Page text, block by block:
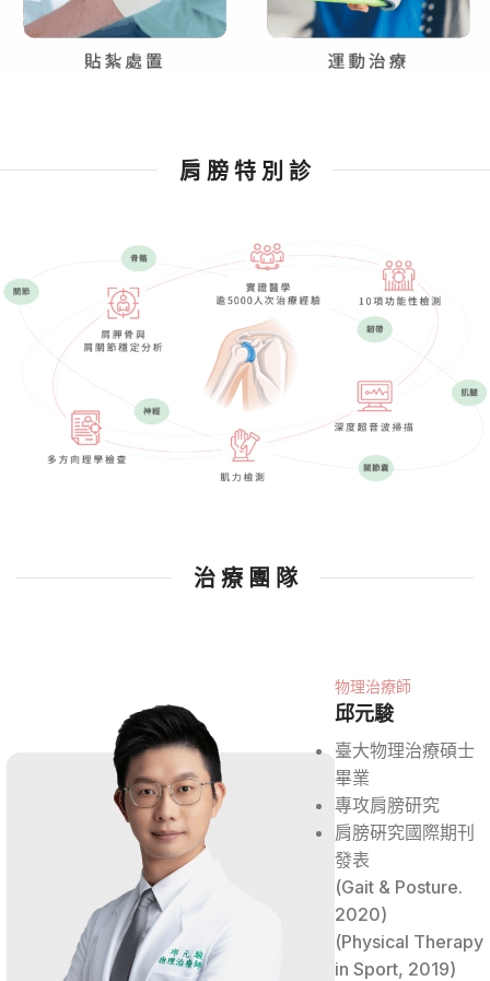
肩 膀 特 別 診
治 療 團 隊
物理治療師
邱元駿
臺大物理治療碩士
畢業
專攻肩膀研究
肩膀硏究國際期刊
發表
(Gait & Posture.
2020)
(Physical Therapy
in Sport, 2019)